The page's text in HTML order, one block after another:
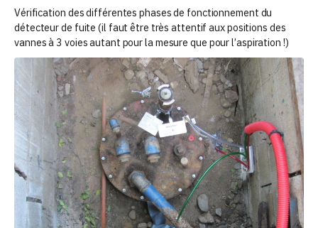
Vérification des différentes phases de fonctionnement du
détecteur de fuite (il faut être très attentif aux positions des
vannes à 3 voies autant pour la mesure que pour l’aspiration !)